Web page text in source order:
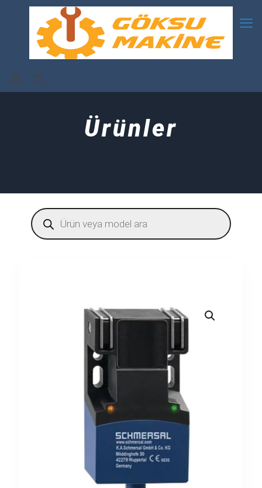
Ürünler
Products
search